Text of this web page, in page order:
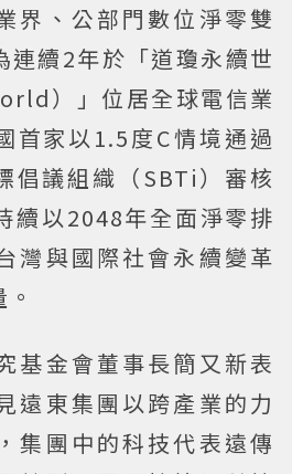
界、公部門數位淨零雙
連續2年於「道瓊永續世
）」位居全球電信業
首家以1.5度C情境通過
倡議組織（SBTi）審核
續以2048年全面淨零排
灣與國際社會永續變革
基金會董事長簡又新表
遠東集團以跨產業的力
集團中的科技代表遠傳